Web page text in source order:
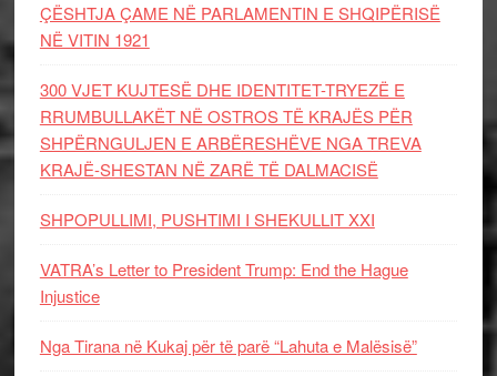
ÇËSHTJA ÇAME NË PARLAMENTIN E SHQIPËRISË
NË VITIN 1921
300 VJET KUJTESË DHE IDENTITET-TRYEZË E
RRUMBULLAKËT NË OSTROS TË KRAJËS PËR
SHPËRNGULJEN E ARBËRESHËVE NGA TREVA
KRAJË-SHESTAN NË ZARË TË DALMACISË
SHPOPULLIMI, PUSHTIMI I SHEKULLIT XXI
VATRA’s Letter to President Trump: End the Hague
Injustice
Nga Tirana në Kukaj për të parë “Lahuta e Malësisë”